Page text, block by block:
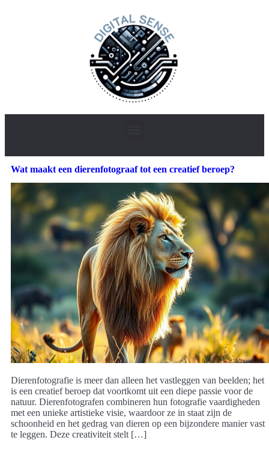
Wat maakt een dierenfotograaf tot een creatief beroep?
Dierenfotografie is meer dan alleen het vastleggen van beelden; het
is een creatief beroep dat voortkomt uit een diepe passie voor de
natuur. Dierenfotografen combineren hun fotografie vaardigheden
met een unieke artistieke visie, waardoor ze in staat zijn de
schoonheid en het gedrag van dieren op een bijzondere manier vast
te leggen. Deze creativiteit stelt […]